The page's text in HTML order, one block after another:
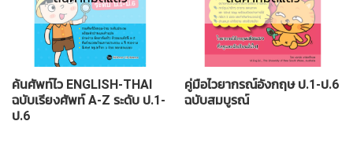
ค้นศัพท์ไว ENGLISH-THAI
ฉบับเรียงศัพท์ A-Z ระดับ ป.1-
ป.6
คู่มือไวยากรณ์อังกฤษ ป.1-ป.6
ฉบับสมบูรณ์